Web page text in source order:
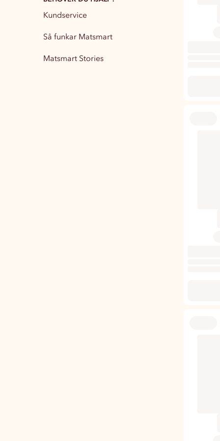
Partytillbehör
Kundservice
Så funkar Matsmart
Matsmart Stories